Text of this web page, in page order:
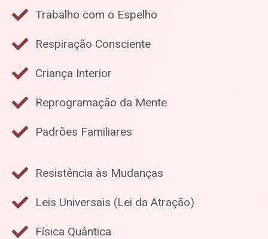
Trabalho com o Espelho
Respiração Consciente
Criança Interior
Reprogramação da Mente
Padrões Familiares
Resistência às Mudanças
Leis Universais (Lei da Atração)
Física Quântica